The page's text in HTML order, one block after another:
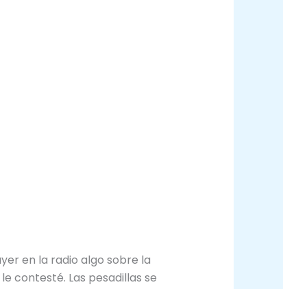
en la radio algo sobre la
contesté. Las pesadillas se